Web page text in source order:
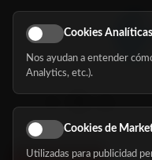
Síguenos
Cookies Analíticas
Nos ayudan a entender
Analytics, etc.).
Cookies de
Utilizadas para publicidad